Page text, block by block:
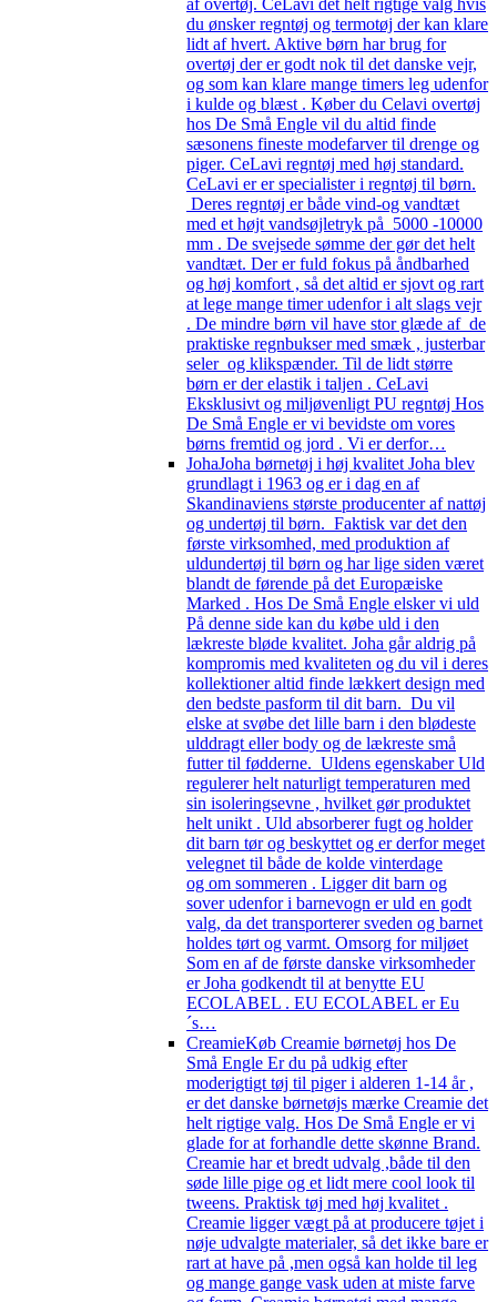
du ønsker regntøj og termotøj der kan klare
lidt af hvert. Aktive børn har brug for
overtøj der er godt nok til det danske vejr,
og som kan klare mange timers leg udenfor
i kulde og blæst . Køber du Celavi overtøj
hos De Små Engle vil du altid finde
sæsonens fineste modefarver til drenge og
piger. CeLavi regntøj med høj standard.
CeLavi er er specialister i regntøj til børn.
Deres regntøj er både vind-og vandtæt
med et højt vandsøjletryk på 5000 -10000
mm . De svejsede sømme der gør det helt
vandtæt. Der er fuld fokus på åndbarhed
og høj komfort , så det altid er sjovt og rart
at lege mange timer udenfor i alt slags vejr
. De mindre børn vil have stor glæde af de
praktiske regnbukser med smæk , justerbar
seler og klikspænder. Til de lidt større
børn er der elastik i taljen . CeLavi
Eksklusivt og miljøvenligt PU regntøj Hos
De Små Engle er vi bevidste om vores
børns fremtid og jord . Vi er derfor…
JohaJoha børnetøj i høj kvalitet Joha blev
grundlagt i 1963 og er i dag en af
Skandinaviens største producenter af nattøj
og undertøj til børn. Faktisk var det den
første virksomhed, med produktion af
uldundertøj til børn og har lige siden været
blandt de førende på det Europæiske
Marked . Hos De Små Engle elsker vi uld
På denne side kan du købe uld i den
lækreste bløde kvalitet. Joha går aldrig på
kompromis med kvaliteten og du vil i deres
kollektioner altid finde lækkert design med
den bedste pasform til dit barn. Du vil
elske at svøbe det lille barn i den blødeste
ulddragt eller body og de lækreste små
futter til fødderne. Uldens egenskaber Uld
regulerer helt naturligt temperaturen med
sin isoleringsevne , hvilket gør produktet
helt unikt . Uld absorberer fugt og holder
dit barn tør og beskyttet og er derfor meget
velegnet til både de kolde vinterdage
og om sommeren . Ligger dit barn og
sover udenfor i barnevogn er uld en godt
valg, da det transporterer sveden og barnet
holdes tørt og varmt. Omsorg for miljøet
Som en af de første danske virksomheder
er Joha godkendt til at benytte EU
ECOLABEL . EU ECOLABEL er Eu
´s…
CreamieKøb Creamie børnetøj hos De
Små Engle Er du på udkig efter
moderigtigt tøj til piger i alderen 1-14 år ,
er det danske børnetøjs mærke Creamie det
helt rigtige valg. Hos De Små Engle er vi
glade for at forhandle dette skønne Brand.
Creamie har et bredt udvalg ,både til den
søde lille pige og et lidt mere cool look til
tweens. Praktisk tøj med høj kvalitet .
Creamie ligger vægt på at producere tøjet i
nøje udvalgte materialer, så det ikke bare er
rart at have på ,men også kan holde til leg
og mange gange vask uden at miste farve